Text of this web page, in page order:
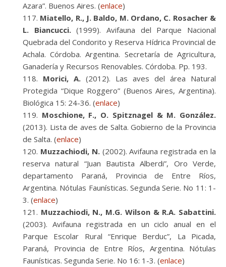
Azara”. Buenos Aires. (enlace)
Miatello, R., J. Baldo, M. Ordano, C. Rosacher &
L. Biancucci.(1999). Avifauna del Parque Nacional
Quebrada del Condorito y Reserva Hídrica Provincial de
Achala. Córdoba. Argentina. Secretaría de Agricultura,
Ganadería y Recursos Renovables. Córdoba. Pp. 193.
Morici, A. (2012). Las aves del área Natural
Protegida “Dique Roggero” (Buenos Aires, Argentina).
Biológica 15: 24-36. (enlace)
Moschione, F., O. Spitznagel & M. González.
(2013). Lista de aves de Salta. Gobierno de la Provincia
de Salta. (enlace)
Muzzachiodi, N.(2002). Avifauna registrada en la
reserva natural “Juan Bautista Alberdi”, Oro Verde,
departamento Paraná, Provincia de Entre Ríos,
Argentina. Nótulas Faunísticas. Segunda Serie. No 11: 1-
3. (enlace)
Muzzachiodi, N., M.G. Wilson & R.A. Sabattini.
(2003). Avifauna registrada en un ciclo anual en el
Parque Escolar Rural “Enrique Berduc”, La Picada,
Paraná, Provincia de Entre Ríos, Argentina. Nótulas
Faunísticas. Segunda Serie. No 16: 1-3. (enlace)